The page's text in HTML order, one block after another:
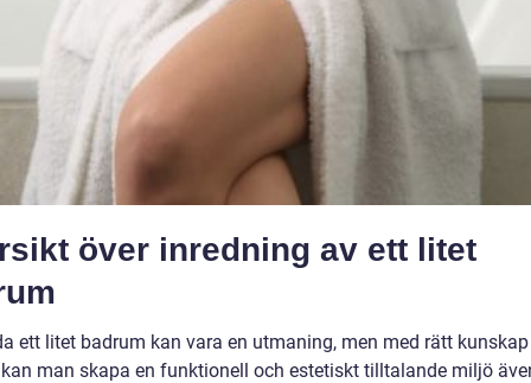
över inredning av ett litet
ett litet badrum kan vara en utmaning, men med rätt
man skapa en funktionell och estetiskt tilltalande miljö